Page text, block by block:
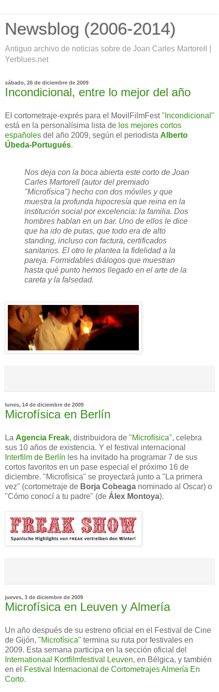
Newsblog (2006-2014)
Antiguo archivo de noticias sobre de Joan Carles Martorell |
Yerblues.net
sábado, 26 de diciembre de 2009
Incondicional, entre lo mejor del año
El cortometraje-exprés para el MovilFilmFest"Incondicional"
está en la personalísima lista de los mejores cortos
españoles del año 2009, según el periodista Alberto
Úbeda-Portugués.
Nos deja con la boca abierta este corto de Joan
Carles Martorell (autor del premiado
"Microfísica") hecho con dos móviles y que
muestra la profunda hipocresía que reina en la
institución social por excelencia: la familia. Dos
hombres hablan en un bar. Uno de ellos le dice
que ha ido de putas, que todo era de alto
standing, incluso con factura, certificados
sanitarios. El otro le plantea la fidelidad a la
pareja. Formidables diálogos que muestran
hasta qué punto hemos llegado en el arte de la
careta y la falsedad.
lunes, 14 de diciembre de 2009
Microfísica en Berlín
La Agencia Freak, distribuidora de "Microfísica", celebra
sus 10 años de existencia. Y el festival internacional
Interfilm de Berlín les ha invitado ha programar 7 de sus
cortos favoritos en un pase especial el próximo 16 de
diciembre. "Microfísica" se proyectará junto a "La primera
vez" (cortometraje de Borja Cobeaga nominado al Oscar) o
"Cómo conocí a tu padre" (de Álex Montoya).
jueves, 3 de diciembre de 2009
Microfísica en Leuven y Almería
Un año después de su estreno oficial en el Festival de Cine
de Gijón, "Microfísica" termina su ruta por festivales en
2009. Esta semana participa en la sección oficial del
Internationaal Kortfilmfestival Leuven, en Bélgica, y también
en el Festival Internacional de Cortometrajes Almería En
Corto.